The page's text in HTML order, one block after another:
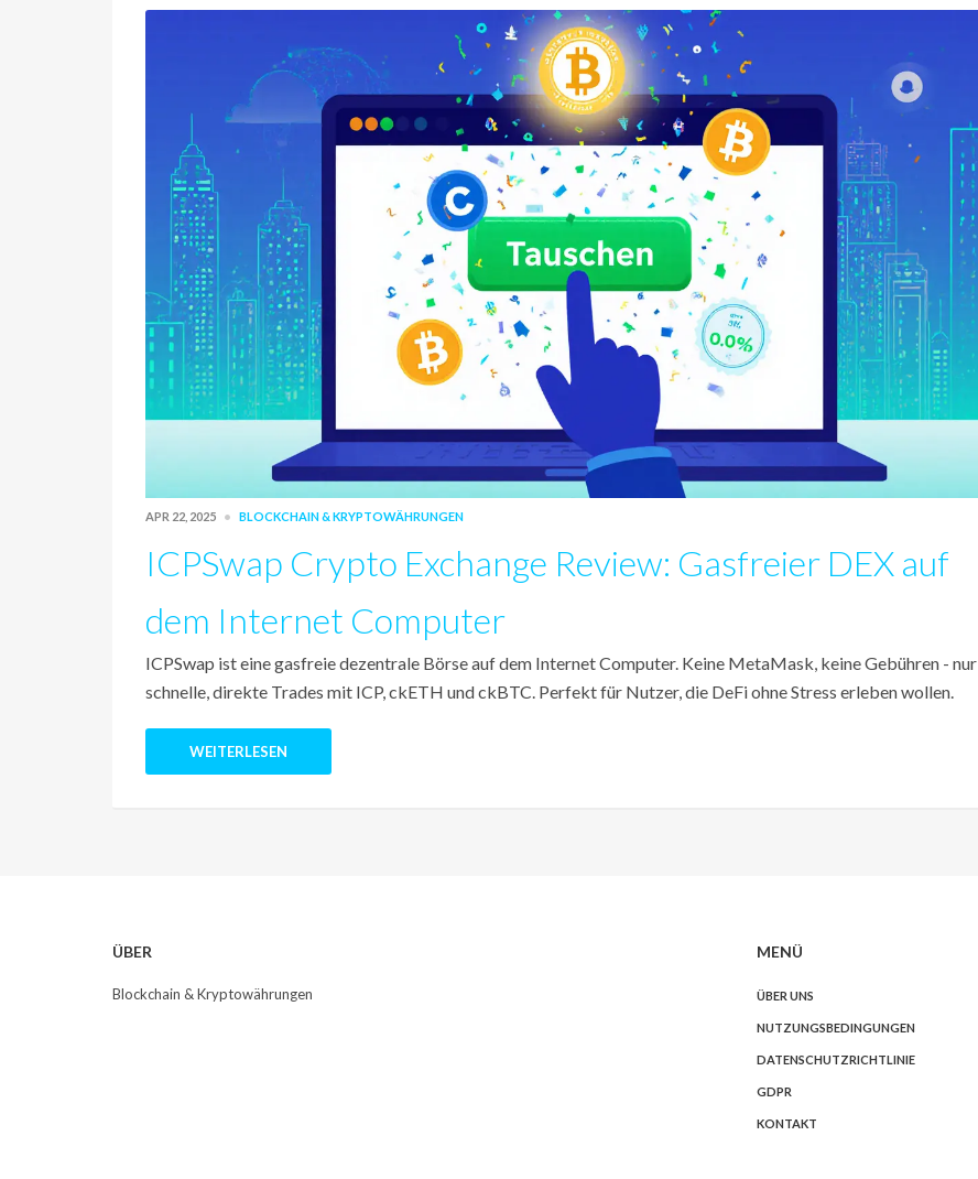
APR 22, 2025 BLOCKCHAIN & KRYPTOWÄHRUNGEN
ICPSwap Crypto Exchange Review: Gasfreier DEX auf
dem Internet Computer
ICPSwap ist eine gasfreie dezentrale Börse auf dem Internet Computer. Keine MetaMask, keine Gebühren - nur
schnelle, direkte Trades mit ICP, ckETH und ckBTC. Perfekt für Nutzer, die DeFi ohne Stress erleben wollen.
WEITERLESEN
ÜBER
Blockchain & Kryptowährungen
MENÜ
ÜBER UNS
NUTZUNGSBEDINGUNGEN
DATENSCHUTZRICHTLINIE
GDPR
KONTAKT